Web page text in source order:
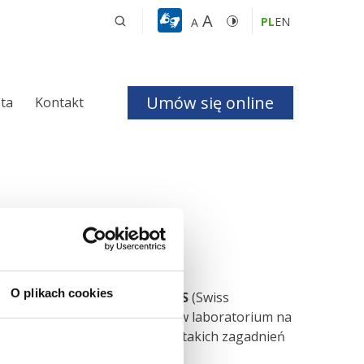
O plikach cookies
A A PLEN
Umów się online
Kontakt
Society) oraz SFITS(Swiss
. Kurs odbywał się w laboratorium na
i symulatorze. Dotyczyły takich zagadnień
rzepki.